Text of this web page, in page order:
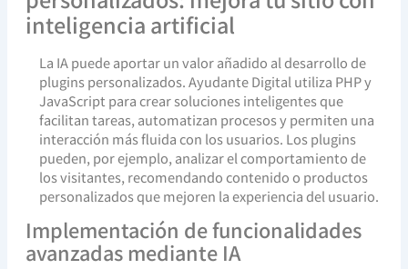
inteligencia artificial
La IA puede aportar un valor añadido al desarrollo de
plugins personalizados. Ayudante Digital utiliza PHP y
JavaScript para crear soluciones inteligentes que
facilitan tareas, automatizan procesos y permiten una
interacción más fluida con los usuarios. Los plugins
pueden, por ejemplo, analizar el comportamiento de
los visitantes, recomendando contenido o productos
personalizados que mejoren la experiencia del usuario.
Implementación de funcionalidades
avanzadas mediante IA